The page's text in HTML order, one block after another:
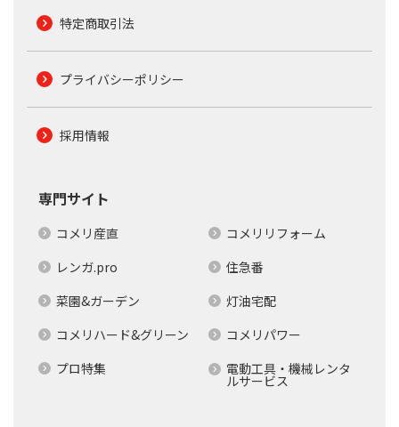
特定商取引法
プライバシーポリシー
採用情報
専門サイト
コメリ産直
コメリリフォーム
レンガ.pro
住急番
菜園&ガーデン
灯油宅配
コメリハード&グリーン
コメリパワー
プロ特集
電動工具・機械レンタ
ルサービス